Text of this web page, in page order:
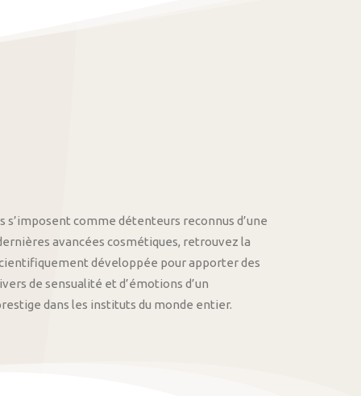
s’imposent comme détenteurs reconnus d’une
avancées cosmétiques, retrouvez la
développée pour apporter des
de sensualité et d’émotions d’un
dans les instituts du monde entier.